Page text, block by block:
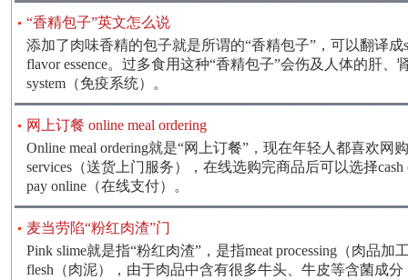
“香精包子”英文怎么说
添加了肉味香精的包子就是所谓的“香精包子”，可以翻译成
flavor essence。过多食用这种“香精包子”会伤及人体的肝、
system（免疫系统）。
网上订餐 online meal ordering
Online meal ordering就是“网上订餐”，现在年轻人都喜欢网
services（送货上门服务），在线选购完商品后可以选择
pay online（在线支付）。
麦当劳陷“粉红肉渣”门
Pink slime就是指“粉红肉渣”，是指meat processing（肉品加
flesh（肉泥），由于肉品中含有很多牛头、牛皮等含菌成分